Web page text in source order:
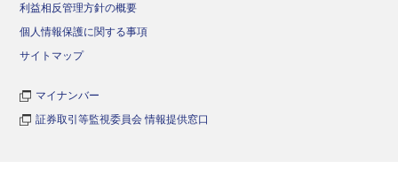
利益相反管理方針の概要
個人情報保護に関する事項
サイトマップ
マイナンバー
証券取引等監視委員会 情報提供窓口